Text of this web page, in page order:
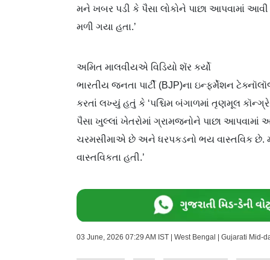
મને ખબર પડી કે પૈસા લોકોને પાછા આપવામાં
મળી ગયા હતા.’
અમિત માલવીયએ વિડિયો શૅર કર્યો
ભારતીય જનતા પાર્ટી (BJP)ના ઇન્ફર્મેશન
કરતાં લખ્યું હતું કે ‘પશ્ચિમ બંગાળમાં તૃણમૂલ
પૈસા ખુલ્લાં ખેતરોમાં ગ્રામજનોને પાછા આપવામાં
ચરમસીમાએ છે અને ધરપકડનો ભય વાસ્તવિક છે.
વાસ્તવિકતા હતી.’
03 June, 2026 07:29 AM IST | West Bengal | Gujarati Mid-